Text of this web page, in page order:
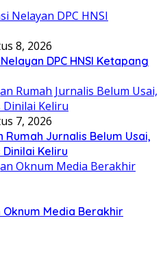
8, 2026
DPC HNSI Ketapang
7, 2026
Jurnalis Belum Usai,
Keliru
Oknum Media Berakhir